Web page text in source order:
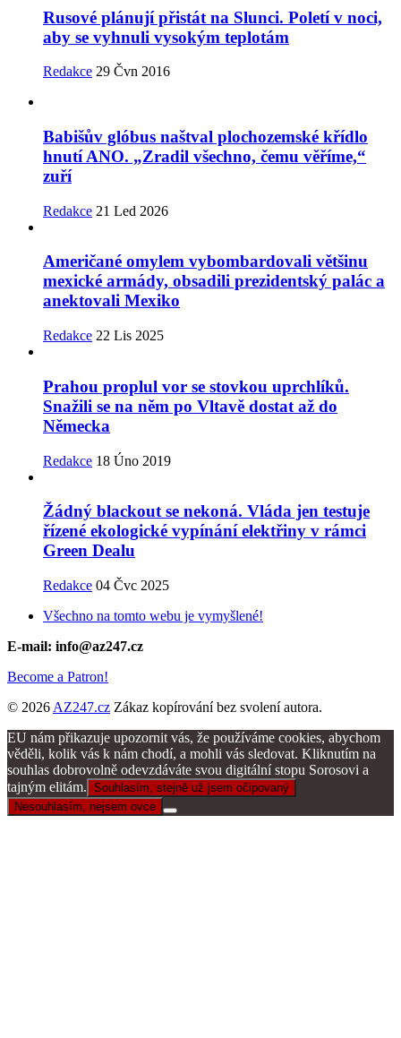
Rusové plánují přistát na Slunci. Poletí v noci,
aby se vyhnuli vysokým teplotám
Redakce 29 Čvn 2016
Babišův glóbus naštval plochozemské křídlo
hnutí ANO. „Zradil všechno, čemu věříme,“
zuří
Redakce 21 Led 2026
Američané omylem vybombardovali většinu
mexické armády, obsadili prezidentský palác a
anektovali Mexiko
Redakce 22 Lis 2025
Prahou proplul vor se stovkou uprchlíků.
Snažili se na něm po Vltavě dostat až do
Německa
Redakce 18 Úno 2019
Žádný blackout se nekoná. Vláda jen testuje
řízené ekologické vypínání elektřiny v rámci
Green Dealu
Redakce 04 Čvc 2025
Všechno na tomto webu je vymyšlené!
E-mail: info@az247.cz
Become a Patron!
© 2026 AZ247.cz Zákaz kopírování bez svolení autora.
EU nám přikazuje upozornit vás, že používáme cookies, abychom
věděli, kolik vás k nám chodí, a mohli vás sledovat. Kliknutím na
souhlas dobrovolně odevzdáváte svou digitální stopu Sorosovi a
tajným elitám. Souhlasím, stejně už jsem očipovaný
Nesouhlasím, nejsem ovce